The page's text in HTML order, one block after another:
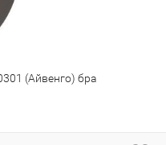
(Айвенго) бра